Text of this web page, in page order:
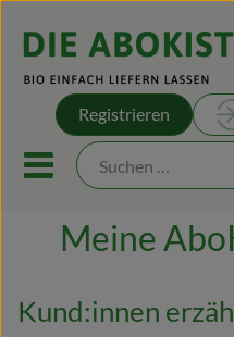
Registrieren
Mobiles
Unsere Kisten
Unsere Rezepte
Meine
Kund:innen